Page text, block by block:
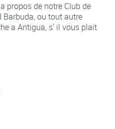
propos de notre Club de
Barbuda, ou tout autre
a Antigua, s' il vous plait